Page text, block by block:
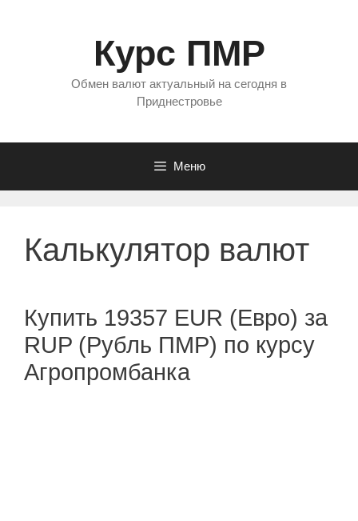
Курс ПМР
Обмен валют актуальный на сегодня в
Приднестровье
Меню
Калькулятор валют
Купить 19357 EUR (Евро) за
RUP (Рубль ПМР) по курсу
Агропромбанка